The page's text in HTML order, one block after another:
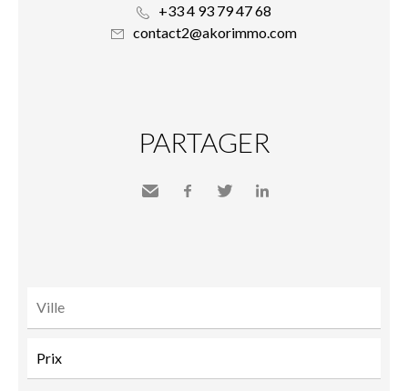
+33 4 93 79 47 68
contact2@akorimmo.com
PARTAGER